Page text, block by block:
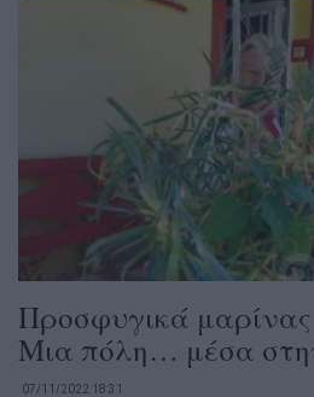
Προσφυγικά
Μια πόλη… μέσα
07/11/2022 18:31